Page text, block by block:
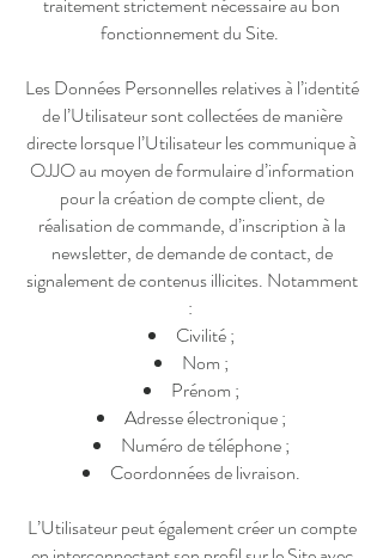
fonctionnement du Site.
Les Données Personnelles relatives à l’identité
de l’Utilisateur sont collectées de manière
directe lorsque l’Utilisateur les communique à
OJJO au moyen de formulaire d’information
pour la création de compte client, de
réalisation de commande, d’inscription à la
newsletter, de demande de contact, de
signalement de contenus illicites. Notamment
:
Civilité ;
Nom ;
Prénom ;
Adresse électronique ;
Numéro de téléphone ;
Coordonnées de livraison.
L’Utilisateur peut également créer un compte